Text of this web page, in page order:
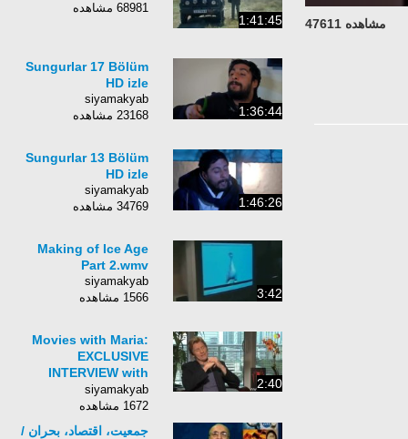
مشاهده 47611 1:41:45
68981 مشاهده
1:36:44
Sungurlar 17 Bölüm
HD izle
siyamakyab
23168 مشاهده
1:46:26
Sungurlar 13 Bölüm
HD izle
siyamakyab
34769 مشاهده
3:42
Making of Ice Age
Part 2.wmv
siyamakyab
1566 مشاهده
2:40
Movies with Maria:
EXCLUSIVE
INTERVIEW with
Denis Leary (Diego)
from Ice Age 4
siyamakyab
1672 مشاهده
جمعیت، اقتصاد، بحران /